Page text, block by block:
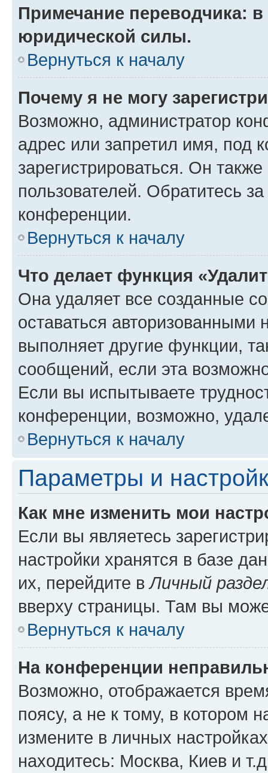
Примечание переводчика:
юридической силы.
Вернуться к началу
Почему я не могу
Возможно, администратор
адрес или запретил имя, под
зарегистрироваться. Он
пользователей. Обратитесь
конференции.
Вернуться к началу
Что делает функция
Она удаляет все созданные
оставаться авторизованными
выполняет другие функции,
сообщений, если эта
Если вы испытываете
конференции, возможно,
Вернуться к началу
Параметры и
Как мне изменить мои
Если вы являетесь
настройки хранятся в базе
их, перейдите вЛичный
вверху страницы. Там вы
Вернуться к началу
На конференции
Возможно, отображается
поясу, а не к тому, в котором
измените в личных
находитесь: Москва, Киев и